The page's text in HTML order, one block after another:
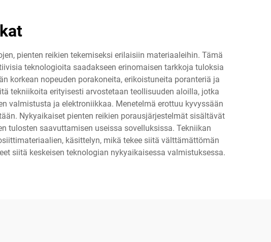
pienten reikien tekemiseksi erilaisiin materiaaleihin. Tämä
teknologioita saadakseen erinomaisen tarkkoja tuloksia
korkean nopeuden porakoneita, erikoistuneita poranteriä ja
tekniikoita erityisesti arvostetaan teollisuuden aloilla, jotka
valmistusta ja elektroniikkaa. Menetelmä erottuu kyvyssään
Nykyaikaiset pienten reikien porausjärjestelmät sisältävät
tulosten saavuttamisen useissa sovelluksissa. Tekniikan
käsittelyn, mikä tekee siitä välttämättömän
siitä keskeisen teknologian nykyaikaisessa valmistuksessa.